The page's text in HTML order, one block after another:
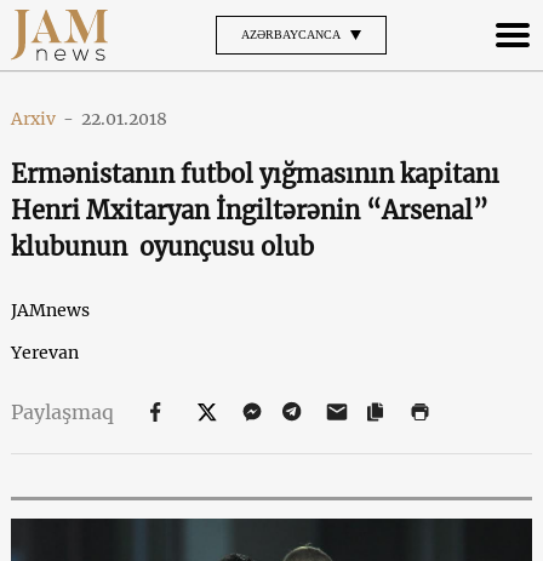
AZƏRBAYCANCA
Arxiv - 22.01.2018
Ermənistanın futbol yığmasının kapitanı
Henri Mxitaryan İngiltərənin “Arsenal”
klubunun oyunçusu olub
JAMnews
Yerevan
Paylaşmaq